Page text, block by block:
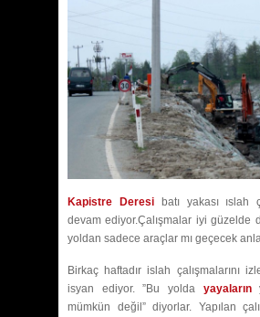
Kapistre Deresibatı yakası ıslah
devam ediyor.Çalışmalar iyi güzelde
yoldan sadece araçlar mı geçecek
Birkaç haftadır islah çalışmalarını
isyan ediyor. ”Bu yolda yayaların
mümkün değil” diyorlar. Yapılan